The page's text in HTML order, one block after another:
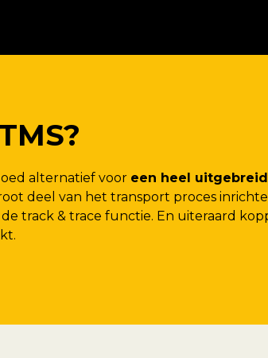
alternatief voor een heel
deel van het transport proces
track & trace functie. En uiteraard